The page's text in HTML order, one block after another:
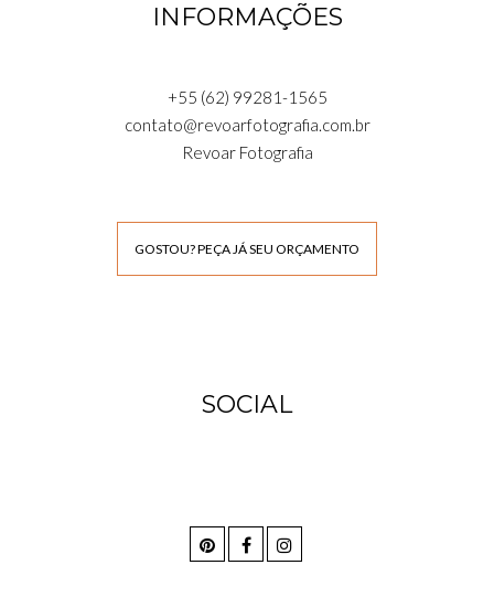
INFORMAÇÕES
+55 (62) 99281-1565
contato@revoarfotografia.com.br
Revoar Fotografia
GOSTOU? PEÇA JÁ SEU ORÇAMENTO
SOCIAL